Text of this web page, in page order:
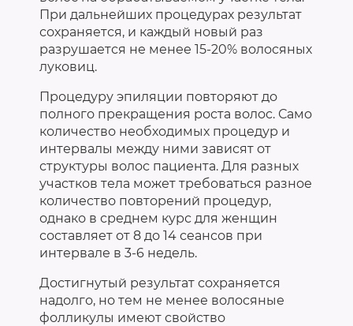
При дальнейших процедурах результат
сохраняется, и каждый новый раз
разрушается не менее 15-20% волосяных
луковиц.
Процедуру эпиляции повторяют до
полного прекращения роста волос. Само
количество необходимых процедур и
интервалы между ними зависят от
структуры волос пациента. Для разных
участков тела может требоваться разное
количество повторений процедур,
однако в среднем курс для женщин
составляет от 8 до 14 сеансов при
интервале в 3-6 недель.
Достигнутый результат сохраняется
надолго, но тем не менее волосяные
фолликулы имеют свойство